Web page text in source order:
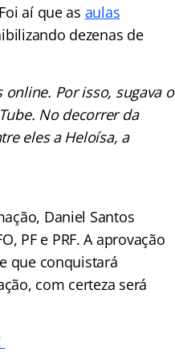
aí que as aulas
dezenas de
Por isso, sugava o
No decorrer da
eles a Heloísa, a
Daniel Santos
PF e PRF. A aprovação
que conquistará
com certeza será